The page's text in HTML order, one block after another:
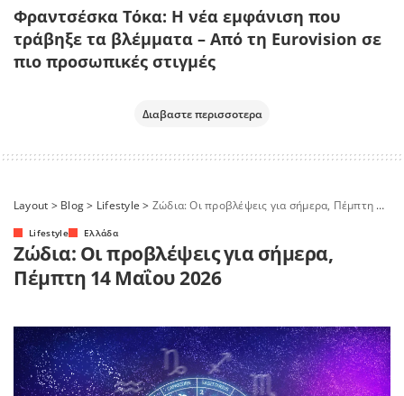
Φραντσέσκα Τόκα: Η νέα εμφάνιση που
τράβηξε τα βλέμματα – Από τη Eurovision σε
πιο προσωπικές στιγμές
Διαβαστε περισσοτερα
Layout > Blog> Lifestyle > Ζώδια: Οι προβλέψεις για σήμερα, Πέμπτη 14 Μαΐου 2026
Lifestyle Ελλάδα
Ζώδια: Οι προβλέψεις για σήμερα,
Πέμπτη 14 Μαΐου 2026